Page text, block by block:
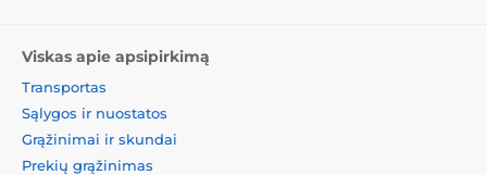
Viskas apie apsipirkimą
Transportas
Sąlygos ir nuostatos
Grąžinimai ir skundai
Prekių grąžinimas